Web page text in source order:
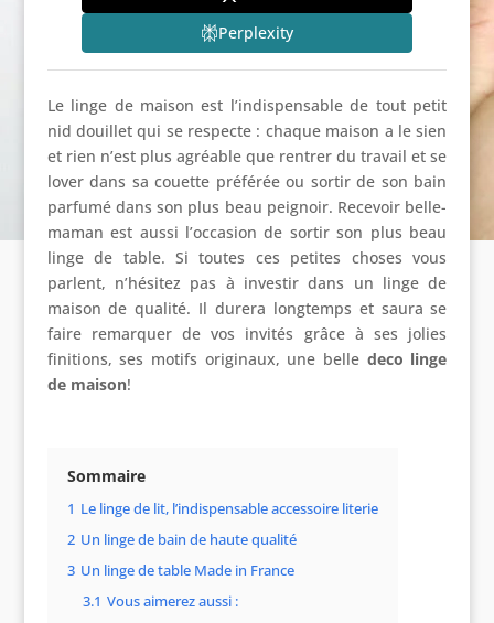
Perplexity
Le linge de maison est l’indispensable de tout petit
nid douillet qui se respecte : chaque maison a le sien
et rien n’est plus agréable que rentrer du travail et se
lover dans sa couette préférée ou sortir de son bain
parfumé dans son plus beau peignoir. Recevoir belle-
maman est aussi l’occasion de sortir son plus beau
linge de table. Si toutes ces petites choses vous
parlent, n’hésitez pas à investir dans un linge de
maison de qualité. Il durera longtemps et saura se
faire remarquer de vos invités grâce à ses jolies
finitions, ses motifs originaux, une belle deco linge
de maison!
Sommaire
1 Le linge de lit, l’indispensable accessoire literie
2 Un linge de bain de haute qualité
3 Un linge de table Made in France
3.1 Vous aimerez aussi :